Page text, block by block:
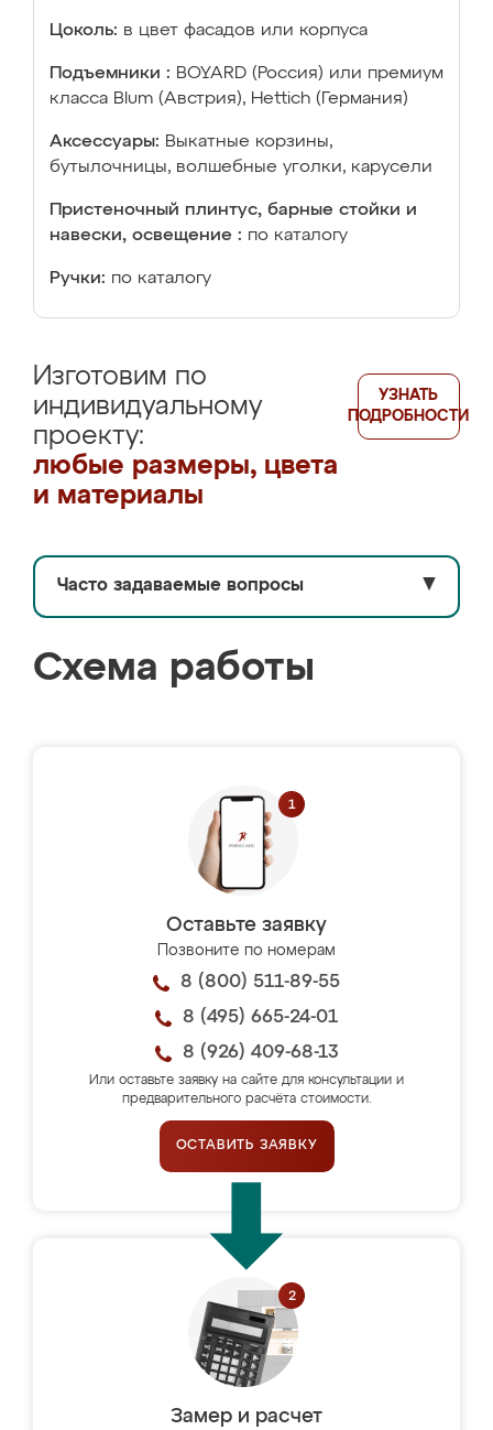
Цоколь: в цвет фасадов или корпуса
Подъемники : BOYARD (Россия) или премиум
класса Blum (Австрия), Hettich (Германия)
Аксессуары: Выкатные корзины,
бутылочницы, волшебные уголки, карусели
Пристеночный плинтус, барные стойки и
навески, освещение : по каталогу
Ручки: по каталогу
Изготовим по
индивидуальному
проекту:
любые размеры, цвета
и материалы
УЗНАТЬ
ПОДРОБНОСТИ
Часто задаваемые вопросы ▼
Схема работы
Оставьте заявку
Позвоните по номерам
8 (800) 511-89-55
8 (495) 665-24-01
8 (926) 409-68-13
Или оставьте заявку на сайте для консультации и
предварительного расчёта стоимости.
ОСТАВИТЬ ЗАЯВКУ
Замер и расчет